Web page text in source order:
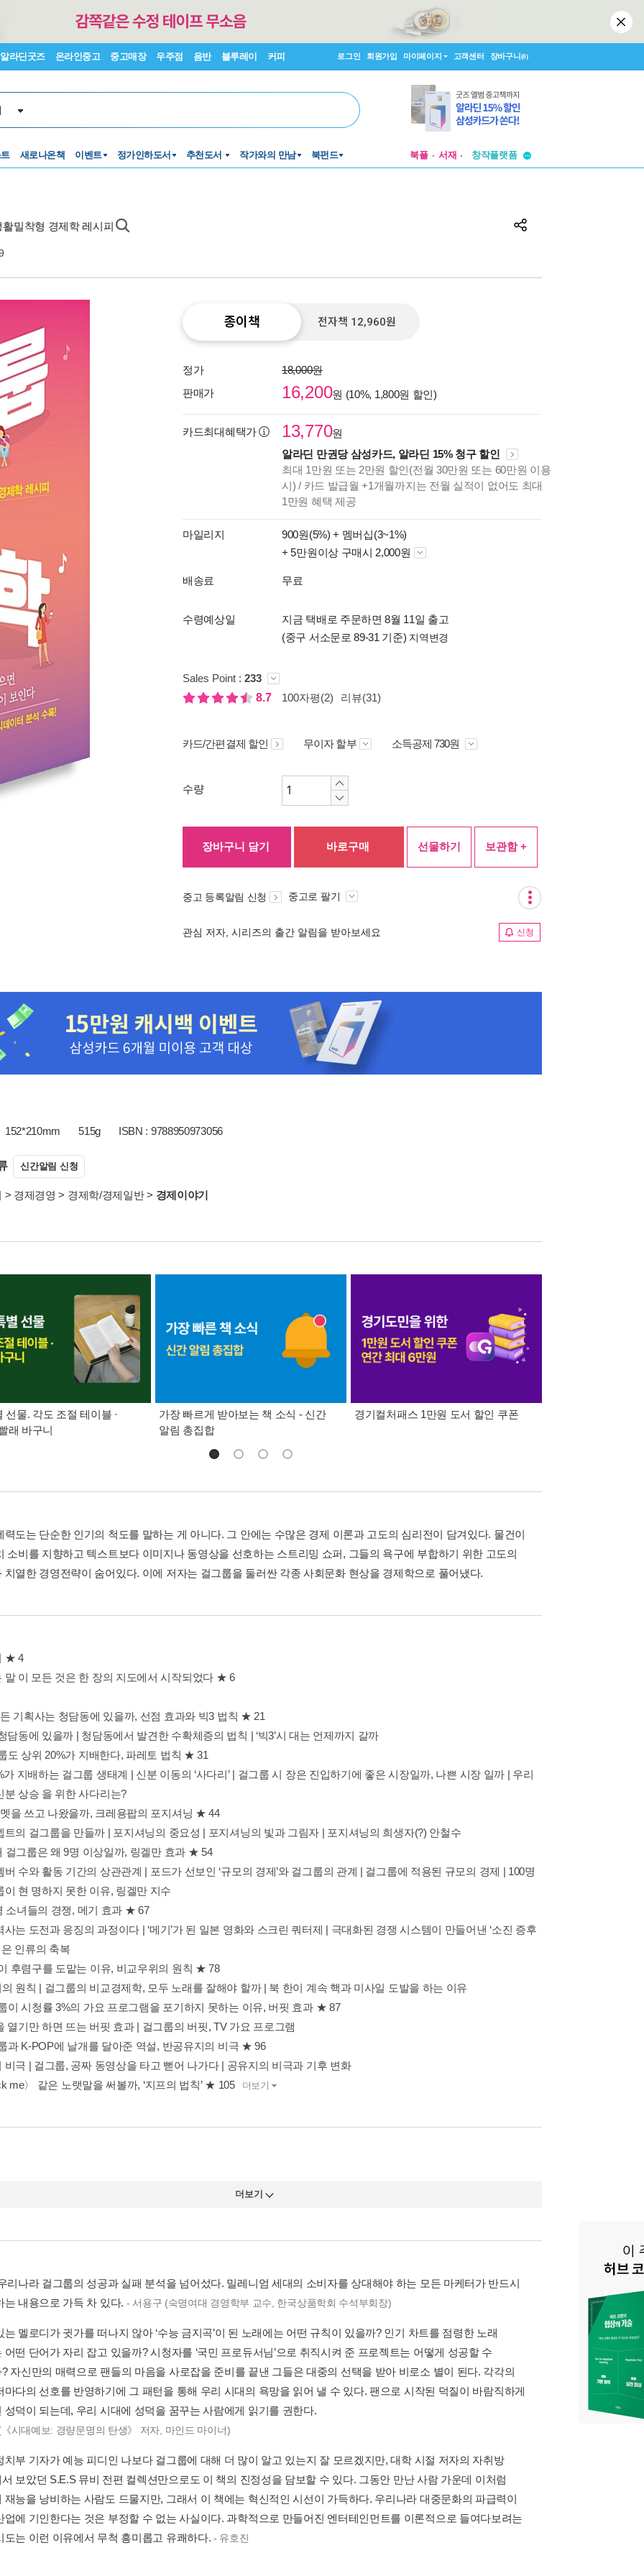
알라딘굿즈 온라인중고 중고매장 우주점 음반 블루레이 커피 로그인 회원가입 마이페이지 고객센터 장바구니(0)
새로나온책 이벤트 정가인하도서 추천도서 작가와의 만남 북펀드 북플 서재
창작플랫폼
밀착형 경제학 레시피
종이책 전자책 12,960원
정가
18,000원
판매가
16,200원 (10%, 1,800원 할인)
카드최대혜택가 13,770원
알라딘 만권당 삼성카드, 알라딘 15% 청구 할인
최대 1만원 또는 2만원 할인(전월 30만원 또는 60만원 이용
시) / 카드 발급월 +1개월까지는 전월 실적이 없어도 최대
1만원 혜택 제공
마일리지 900원(5%) + 멤버십(3~1%)
+ 5만원이상 구매시 2,000원
배송료 무료
수령예상일
지금 택배로 주문하면 8월 11일 출고
(중구 서소문로 89-31 기준) 지역변경
Sales Point : 233
8.7
100자평(2) 리뷰(31)
카드/간편결제 할인 무이자 할부 소득공제 730원
수량
장바구니 담기 바로구매 선물하기 보관함 +
중고 등록알림 신청 중고로 팔기
관심 저자, 시리즈의 출간 알림을 받아보세요 신청
152*210mm 515g ISBN : 9788950973056
신간알림 신청
> 경제경영 > 경제학/경제일반> 경제이야기
선물. 각도 조절 테이블 ·
래 바구니
가장 빠르게 받아보는 책 소식 - 신간
알림 총집합
경기컬처패스 1만원 도서 할인 쿠폰
력도는 단순한 인기의 척도를 말하는 게 아니다. 그 안에는 수많은 경제 이론과 고도의 심리전이 담겨있다. 물건이
소비를 지향하고 텍스트보다 이미지나 동영상을 선호하는 스트리밍 쇼퍼, 그들의 욕구에 부합하기 위한 고도의
치열한 경영전략이 숨어있다. 이에 저자는 걸그룹을 둘러싼 각종 사회문화 현상을 경제학으로 풀어냈다.
★ 4
말 이 모든 것은 한 장의 지도에서 시작되었다 ★ 6
기획사는 청담동에 있을까, 선점 효과와 빅3 법칙 ★ 21
담동에 있을까 | 청담동에서 발견한 수확체증의 법칙 | ‘빅3’시 대는 언제까지 갈까
도 상위 20%가 지배한다, 파레토 법칙 ★ 31
가 지배하는 걸그룹 생태계 | 신분 이동의 ‘사다리’ | 걸그룹 시 장은 진입하기에 좋은 시장일까, 나쁜 시장 일까 | 우리
분 상승 을 위한 사다리는?
을 쓰고 나왔을까, 크레용팝의 포지셔닝 ★ 44
트의 걸그룹을 만들까 | 포지셔닝의 중요성 | 포지셔닝의 빛과 그림자 | 포지셔닝의 희생자(?) 안철수
걸그룹은 왜 9명 이상일까, 링겔만 효과 ★ 54
버 수와 활동 기간의 상관관계 | 포드가 선보인 ‘규모의 경제’와 걸그룹의 관계 | 걸그룹에 적용된 규모의 경제 | 100명
이 현 명하지 못한 이유, 링겔만 지수
소녀들의 경쟁, 메기 효과 ★ 67
사는 도전과 응징의 과정이다 | ‘메기’가 된 일본 영화와 스크린 쿼터제 | 극대화된 경쟁 시스템이 만들어낸 ‘소진 증후
은 인류의 축복
후렴구를 도맡는 이유, 비교우위의 원칙 ★ 78
원칙 | 걸그룹의 비교경제학, 모두 노래를 잘해야 할까 | 북 한이 계속 핵과 미사일 도발을 하는 이유
이 시청률 3%의 가요 프로그램을 포기하지 못하는 이유, 버핏 효과 ★ 87
열기만 하면 뜨는 버핏 효과 | 걸그룹의 버핏, TV 가요 프로그램
과 K-POP에 날개를 달아준 역설, 반공유지의 비극 ★ 96
비극 | 걸그룹, 공짜 동영상을 타고 뻗어 나가다 | 공유지의 비극과 기후 변화
me〉 같은 노랫말을 써볼까, ‘지프의 법칙’ ★ 105
더보기
한 장의 지도에서 시작됐습니다. 인터넷에서 쉽게 찾아볼 수 있는 소위 ‘걸그룹 세력도’라는 지도입니다. (중략) 솔직
룹이 나타나고 2년 동안 원더걸스와 소녀시대로 양분된 걸그룹은 이후 카라-티아라-2NE1(2010~2011년), 에이핑크-
씨스타-AOA(2014~2015년) 등 지속적으로 바뀌었다. 소녀시대를 제외하고 상위 5위 안에 들어간 걸그룹이 2년 이상
...더보기
모든 멤버가 노래를 잘하지 못하는 이유도, 아니 더 정확히 말하면 10여 명이나 되는 멤버가 모두 노래를 잘할 필요
유도 마찬가지다. (중략) 비교우위의 원칙에 적용해 보면 태연에게는 노래, 효연에게는 댄스를 계속 연습시키는 게
왜냐하면 40일 동안 태연은 노래에서 4단계의 레벨을 올릴 수 있고, 효...
칙에서 착안해 실제로 2007년 이후 발표된 걸그룹 노래에서 주로 등장하는 단어들을 추려 봤더니 다음과 같은 결과
. 단어를 추려 보니 대명사가 압도적으로 많았다. 어느 정도 예상된 결과였는데, 지프의 법칙에서도 그의 연구에 따르
이 쓰인 단어는 관사였다. ‘the’가 7%가 등장했고, 그다음으로는 ‘of...더보기